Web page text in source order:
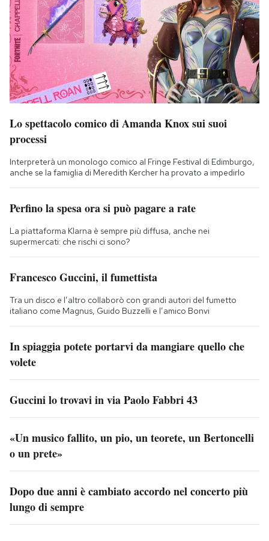
Lo spettacolo comico di Amanda Knox sui suoi
processi
Interpreterà un monologo comico al Fringe Festival di Edimburgo,
anche se la famiglia di Meredith Kercher ha provato a impedirlo
Perfino la spesa ora si può pagare a rate
La piattaforma Klarna è sempre più diffusa, anche nei
supermercati: che rischi ci sono?
Francesco Guccini, il fumettista
Tra un disco e l’altro collaborò con grandi autori del fumetto
italiano come Magnus, Guido Buzzelli e l’amico Bonvi
In spiaggia potete portarvi da mangiare quello che
volete
Guccini lo trovavi in via Paolo Fabbri 43
«Un musico fallito, un pio, un teorete, un Bertoncelli
o un prete»
Dopo due anni è cambiato accordo nel concerto più
lungo di sempre